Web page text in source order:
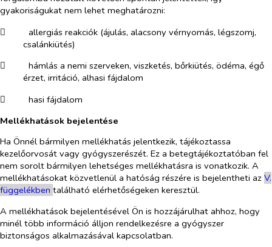
gyakoriságukat nem lehet meghatározni:
​
allergiás reakciók (ájulás, alacsony vérnyomás, légszomj,
csalánkiütés)
​
hámlás a nemi szerveken, viszketés, bőrkiütés, ödéma, égő
érzet, irritáció, alhasi fájdalom
​
hasi fájdalom
Mellékhatások bejelentése
Ha Önnél bármilyen mellékhatás jelentkezik, tájékoztassa
kezelőorvosát vagy gyógyszerészét. Ez a betegtájékoztatóban fel
nem sorolt bármilyen lehetséges mellékhatásra is vonatkozik. A
mellékhatásokat közvetlenül a hatóság részére is bejelentheti az V.
függelékben található elérhetőségeken keresztül.
A mellékhatások bejelentésével Ön is hozzájárulhat ahhoz, hogy
minél több információ álljon rendelkezésre a gyógyszer
biztonságos alkalmazásával kapcsolatban.